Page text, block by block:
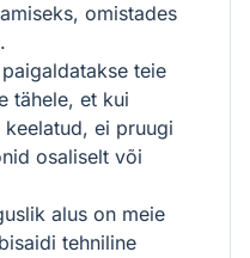
omistades
teie
tähele, et kui
ei pruugi
osaliselt või
alus on meie
tehniline